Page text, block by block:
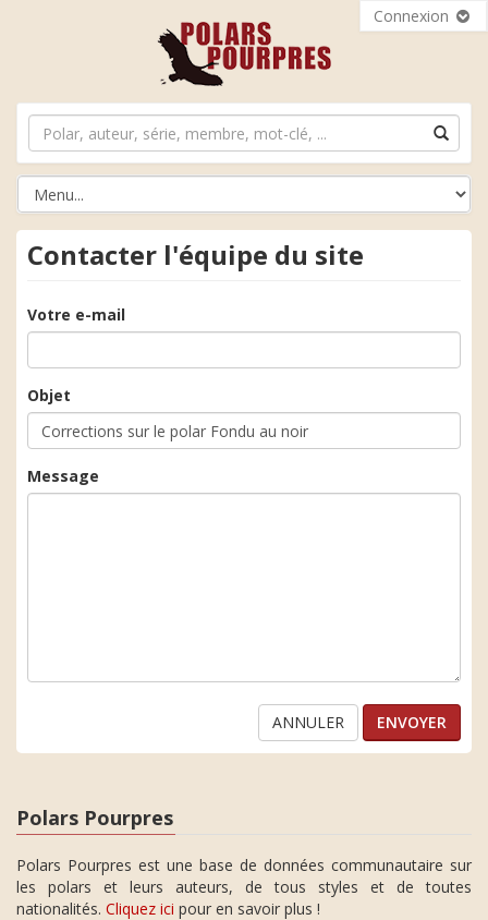
Connexion
Contacter l'équipe du site
Votre e-mail
Objet
Message
ANNULER
Polars Pourpres
Polars Pourpres est une base de données communautaire sur
les polars et leurs auteurs, de tous styles et de toutes
nationalités. Cliquez ici pour en savoir plus !